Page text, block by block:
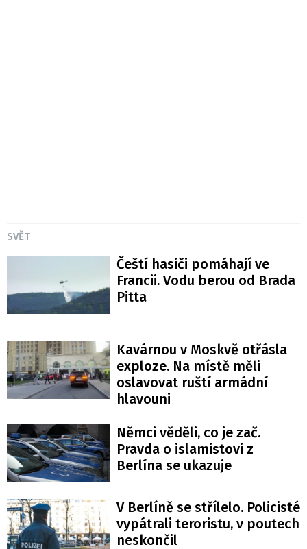
SVĚT
Čeští hasiči pomáhají ve
Francii. Vodu berou od Brada
Pitta
Kavárnou v Moskvě otřásla
exploze. Na místě měli
oslavovat ruští armádní
hlavouni
Němci věděli, co je zač.
Pravda o islamistovi z
Berlína se ukazuje
V Berlíně se střílelo. Policisté
vypátrali teroristu, v poutech
neskončil